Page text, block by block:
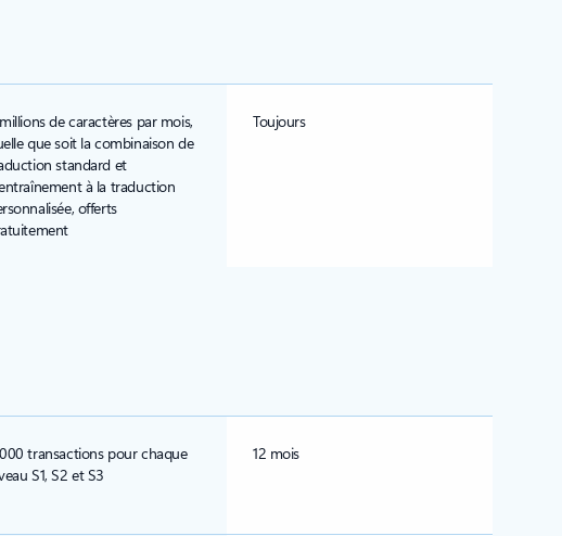
de caractères par mois,
que soit la combinaison de
standard et
à la traduction
offerts
Toujours
transactions pour chaque
S1, S2 et S3
12 mois